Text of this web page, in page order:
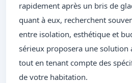
rapidement après un bris de
quant à eux, recherchent
entre isolation, esthétique et
sérieux proposera une solution
tout en tenant compte des
de votre habitation.